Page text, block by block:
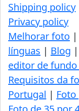
Shipping policy
Privacy policy
Melhorar foto |
línguas | Blog |
editor de
Requisitos da
Portugal |